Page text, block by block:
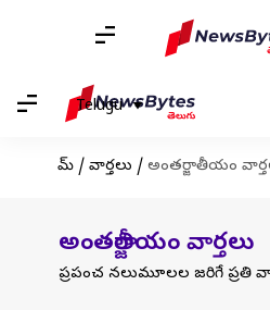
Telugu
హోమ్ / వార్తలు / అంతర్జాతీయం
అంతర్జాతీయం వార్తలు
ప్రపంచ నలుమూలల జరిగే ప్రతి